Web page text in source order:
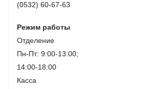
(0532) 60-67-63
Режим работы
Отделение
Пн-Пт: 9:00-13:00;
14:00-18:00
Касса